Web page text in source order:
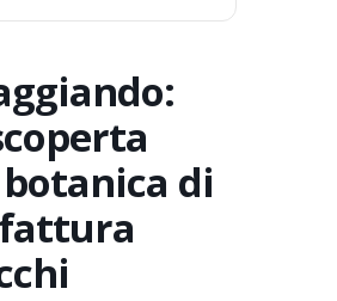
di